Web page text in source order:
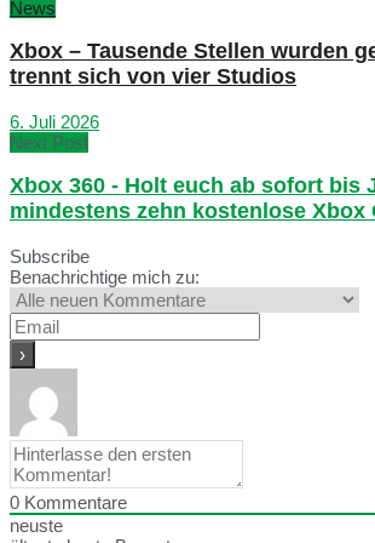
News
Xbox – Tausende Stellen wurden
trennt sich von vier Studios
6. Juli 2026
Next Post
Xbox 360 - Holt euch ab sofort bis
mindestens zehn kostenlose Xbox
Subscribe
Benachrichtige mich zu:
0 Kommentare
neuste